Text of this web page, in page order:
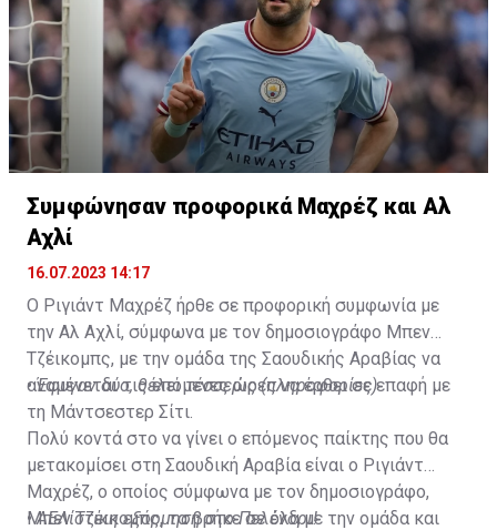
Συμφώνησαν προφορικά Μαχρέζ και Αλ
Αχλί
16.07.2023 14:17
Ο Ριγιάντ Μαχρέζ ήρθε σε προφορική συμφωνία με
την Αλ Αχλί, σύμφωνα με τον δημοσιογράφο Μπεν
Τζέικομπς, με την ομάδα της Σαουδικής Αραβίας να
αναμένεται τις επόμενες ώρες να έρθει σε επαφή με
τη Μάντσεστερ Σίτι.
•Έφυγαν δύο, θέλει τέσσερις (πληροφορίες)
Πολύ κοντά στο να γίνει ο επόμενος παίκτης που θα
μετακομίσει στη Σαουδική Αραβία είναι ο Ριγιάντ
Μαχρέζ, ο οποίος σύμφωνα με τον δημοσιογράφο,
Μπεν Τζέικομπς, τα βρήκε σε όλα με την ομάδα και
•ΑΕΛίστικη εξόρμηση στο Πελένδρι!